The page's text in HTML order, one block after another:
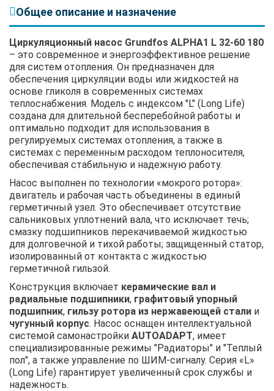
Общее описание и назначение
Циркуляционный насос Grundfos ALPHA1 L 32-60 180
– это современное и энергоэффективное решение
для систем отопления. Он предназначен для
обеспечения циркуляции воды или жидкостей на
основе гликоля в современных системах
теплоснабжения. Модель с индексом "L" (Long Life)
создана для длительной бесперебойной работы и
оптимально подходит для использования в
регулируемых системах отопления, а также в
системах с переменным расходом теплоносителя,
обеспечивая стабильную и надежную работу.
Насос выполнен по технологии «мокрого ротора»:
двигатель и рабочая часть объединены в единый
герметичный узел. Это обеспечивает отсутствие
сальниковых уплотнений вала, что исключает течь;
смазку подшипников перекачиваемой жидкостью
для долговечной и тихой работы; защищенный статор,
изолированный от контакта с жидкостью
герметичной гильзой.
Конструкция включает керамические вал и
радиальные подшипники, графитовый упорный
подшипник, гильзу ротора из нержавеющей стали и
чугунный корпус. Насос оснащен интеллектуальной
системой самонастройки AUTOADAPT, имеет
специализированные режимы "Радиаторы" и "Теплый
пол", а также управление по ШИМ-сигналу. Серия «L»
(Long Life) гарантирует увеличенный срок службы и
надежность.